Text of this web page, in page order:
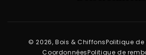
© 2026, Bois & ChiffonsPolitique
CoordonnéesPolitique de